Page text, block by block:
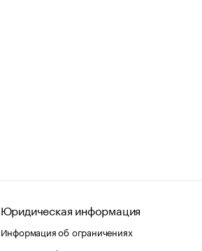
Юридическая информация
Информация об ограничениях